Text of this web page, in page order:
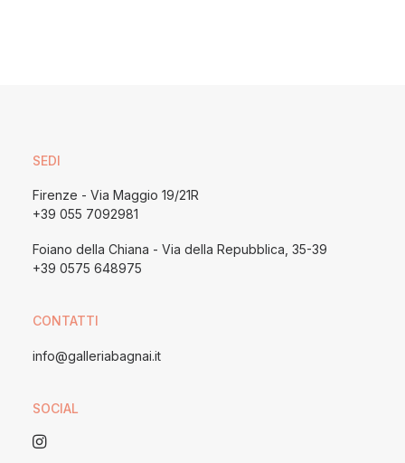
SEDI
Firenze - Via Maggio 19/21R
+39 055 7092981
Foiano della Chiana - Via della Repubblica, 35-39
+39 0575 648975
CONTATTI
info@galleriabagnai.it
SOCIAL